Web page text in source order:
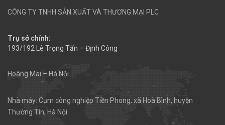
CÔNG TY TNHH SẢN XUẤT VÀ THƯƠNG MẠI PLC
Trụ sở chính:
193/192 Lê Trọng Tấn – Định Công
Hoàng Mai – Hà Nội
Nhà máy: Cụm công nghiệp Tiền Phong, xã Hoà Bình, huyện
Thường Tín, Hà Nội